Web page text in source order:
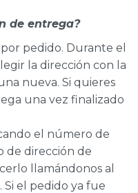
de entrega?
pedido. Durante el
la dirección con la
nueva. Si quieres
una vez finalizado
el número de
de dirección de
llamándonos al
el pedido ya fue